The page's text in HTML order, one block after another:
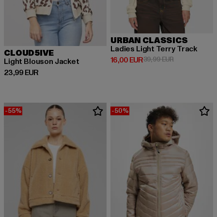
CLOUD5IVE
Light Blouson Jacket
23,99 EUR
Derzeitiger Preis: 23,99 EUR
URBAN CLASSICS
Ladies Light Terry Track
16,00 EUR
Derzeitiger Preis: 16,00 EUR
39,99 EURAktionspreis:
-55% -50%